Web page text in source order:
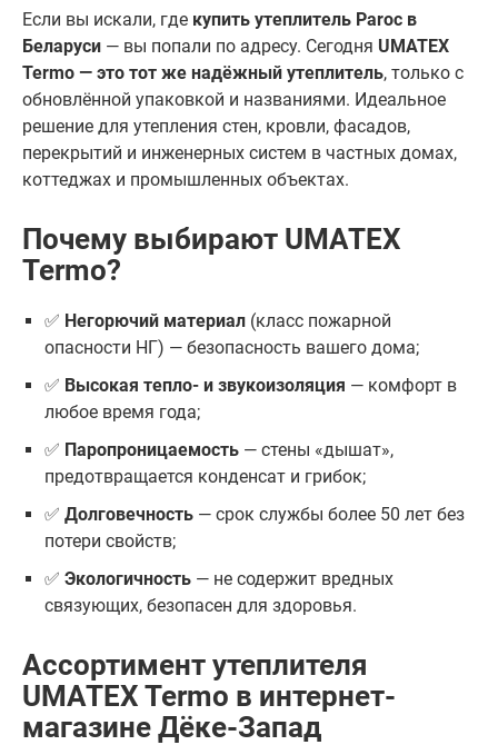
Если вы искали, где купить утеплитель Paroc в
Беларуси — вы попали по адресу. Сегодня UMATEX
Termo — это тот же надёжный утеплитель, только с
обновлённой упаковкой и названиями. Идеальное
решение для утепления стен, кровли, фасадов,
перекрытий и инженерных систем в частных домах,
коттеджах и промышленных объектах.
Почему выбирают UMATEX
Termo?
✅ Негорючий материал (класс пожарной
опасности НГ) — безопасность вашего дома;
✅ Высокая тепло- и звукоизоляция — комфорт в
любое время года;
✅ Паропроницаемость — стены «дышат»,
предотвращается конденсат и грибок;
✅Долговечность — срок службы более 50 лет без
потери свойств;
✅Экологичность — не содержит вредных
связующих, безопасен для здоровья.
Ассортимент утеплителя
UMATEX Termo в интернет-
магазине Дёке-Запад